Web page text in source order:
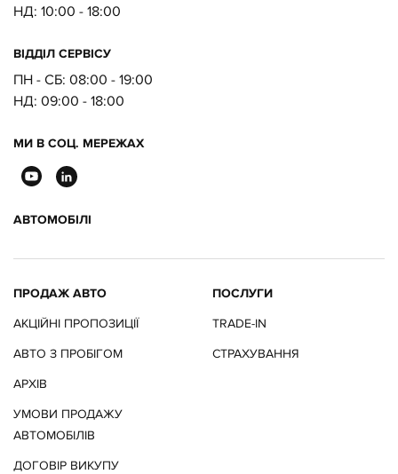
НД: 10:00 - 18:00
ВІДДІЛ CЕРВІСУ
ПН - СБ: 08:00 - 19:00
НД: 09:00 - 18:00
МИ В СОЦ. МЕРЕЖАХ
АВТОМОБІЛІ
ПРОДАЖ АВТО
АКЦІЙНІ ПРОПОЗИЦІЇ
АВТО З ПРОБІГОМ
АРХІВ
УМОВИ ПРОДАЖУ
АВТОМОБІЛІВ
ДОГОВІР ВИКУПУ
ПОСЛУГИ
TRADE-IN
СТРАХУВАННЯ